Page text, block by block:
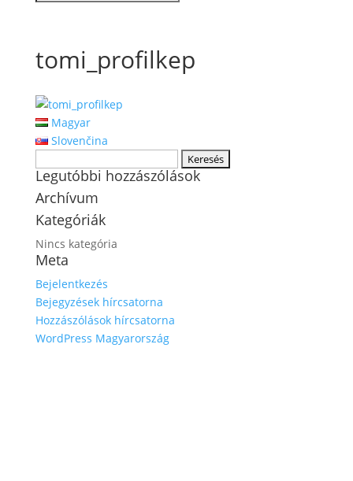
tomi_profilkep
Magyar
Slovenčina
Legutóbbi hozzászólások
Archívum
Kategóriák
Nincs kategória
Meta
Bejelentkezés
Bejegyzések hírcsatorna
Hozzászólások hírcsatorna
WordPress Magyarország